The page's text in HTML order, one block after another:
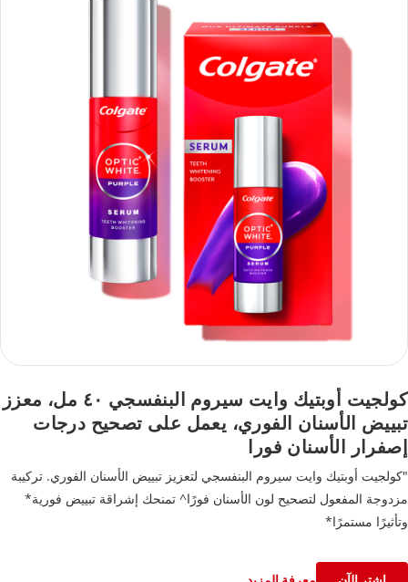
مناسبة خاصة، فهذا المعجون سيلبي كل احتياجاتك اغسل أسنانك، وامنح
ابتسامتك إشراقًا يدوم!
كولجيت أوبتيك وايت سيروم البنفسجي ٤٠ مل، معزز
تبييض الأسنان الفوري، يعمل على تصحيح درجات
إصفرار الأسنان فورا
"كولجيت أوبتيك وايت سيروم البنفسجي لتعزيز تبييض الأسنان الفوري. تركيبة
مزدوجة المفعول لتصحيح لون الأسنان فورًا^ تمنحك إشراقة تبييض فورية*
وتأثيرًا مستمرًا*
النتائج من شخص لآخر.